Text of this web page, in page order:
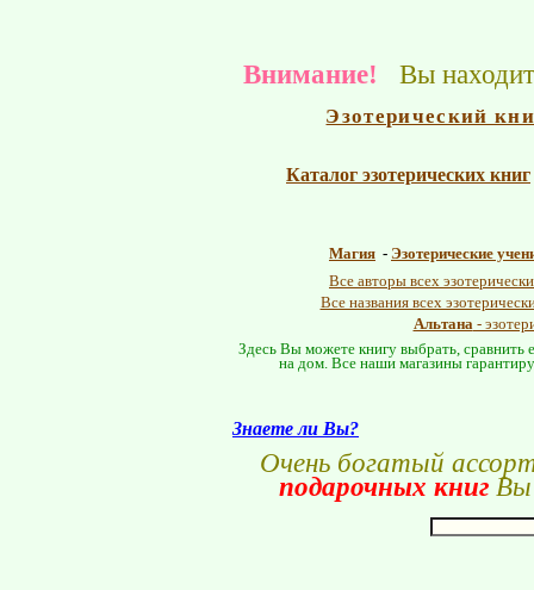
Внимание! Вы
Эзотерический
Каталог эзотерических книг
Магия - Эзотерические
Все авторы всех
Все названия всех
Альтана-
Здесь Вы можете книгу выбрать, сравнить
на дом. Все наши магазины
Знаете ли Вы?
Очень богатый
подарочных книгВы